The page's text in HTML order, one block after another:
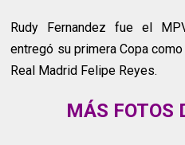
Rudy Fernandez fue el
entregó su primera Copa
Real Madrid Felipe Reyes.
MÁS FOTOS